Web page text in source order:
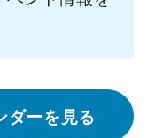
ダーを見る